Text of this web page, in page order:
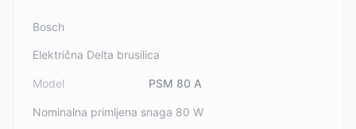
Bosch
Električna Delta brusilica
Model PSM 80 A
Nominalna primljena snaga 80 W